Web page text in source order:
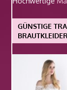
GÜNSTIGE
BRAUTKLEIDER